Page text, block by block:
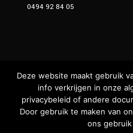
0494 92 84 05
website
Deze website maakt gebruik
info verkrijgen in onze
privacybeleid of andere
Door gebruik te maken van
ons